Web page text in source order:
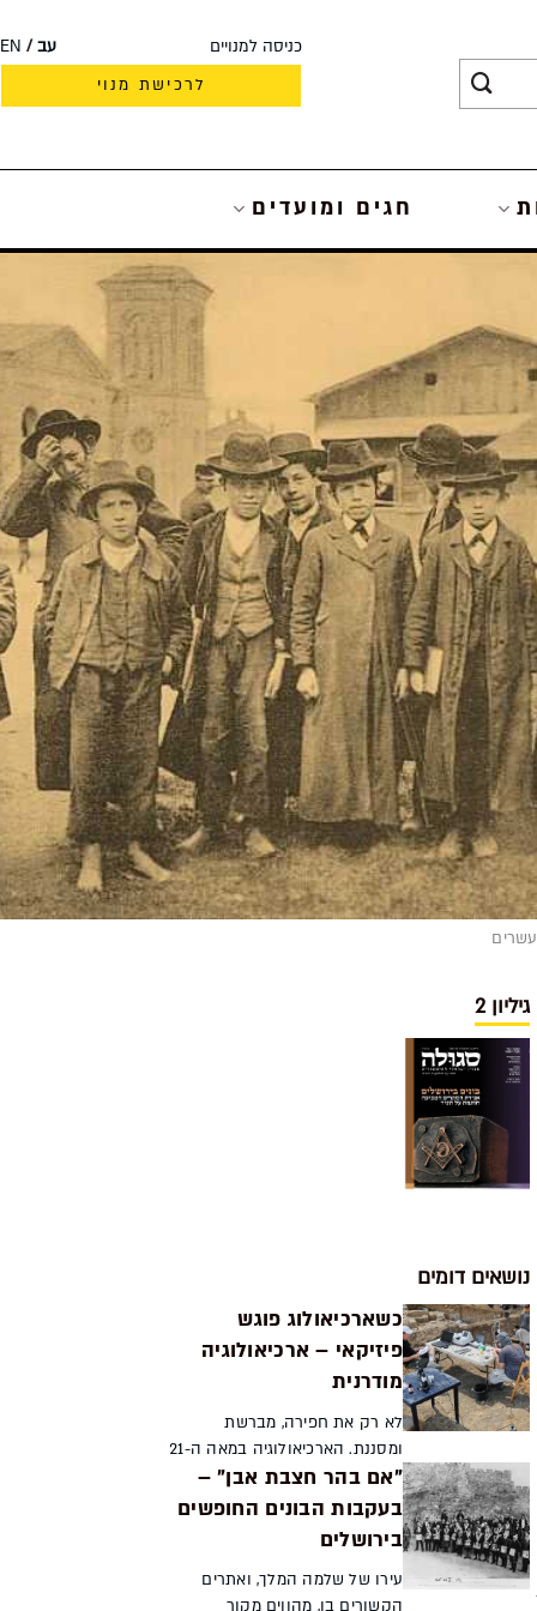
כניסה למנויים עב
EN
לרכישת מנוי
חגים ומועדים
גיליון 2
נושאים דומים
כשארכיאולוג פוגש
פיזיקאי – ארכיאולוגיה
מודרנית
לא רק את חפירה, מברשת
ומסננת. הארכיאולוגיה במאה ה-21
עושה שימוש בכלים מדעיים
מגוונים ומשוכללים ביותר, ונעזרת
במדענים מתחומי הפיזיקה,
"אם בהר חצבת אבן" –
בעקבות הבונים החופשים
בירושלים
עירו של שלמה המלך, ואתרים
הקשורים בו, מהווים מקור